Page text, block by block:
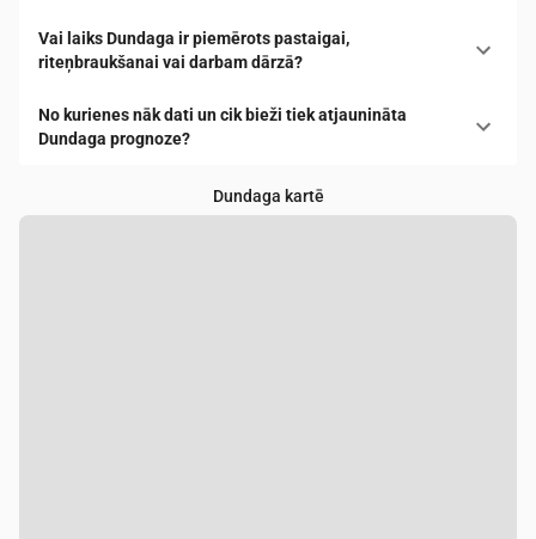
Vai laiks Dundaga ir piemērots pastaigai,
riteņbraukšanai vai darbam dārzā?
No kurienes nāk dati un cik bieži tiek atjaunināta
Dundaga prognoze?
Dundaga kartē